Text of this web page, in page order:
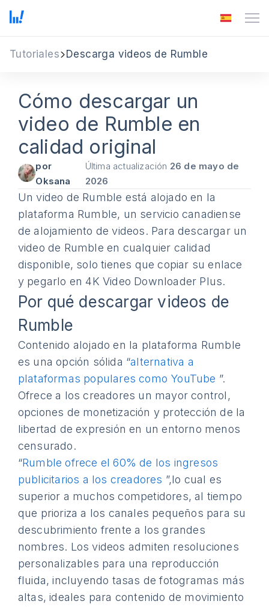
Tutoriales Descarga videos de Rumble
Cómo descargar un
video de Rumble en
calidad original
por
Oksana
Última actualización 26 de mayo de
2026
Un video de Rumble está alojado en la
plataforma Rumble, un servicio canadiense
de alojamiento de videos. Para descargar un
video de Rumble en cualquier calidad
disponible, solo tienes que copiar su enlace
y pegarlo en 4K Video Downloader Plus.
Por qué descargar videos de
Rumble
Contenido alojado en la plataforma Rumble
es una opción sólida “alternativa a
plataformas populares como YouTube ”.
Ofrece a los creadores un mayor control,
opciones de monetización y protección de la
libertad de expresión en un entorno menos
censurado.
“Rumble ofrece el 60% de los ingresos
publicitarios a los creadores ”,lo cual es
superior a muchos competidores, al tiempo
que prioriza a los canales pequeños para su
descubrimiento frente a los grandes
nombres. Los videos admiten resoluciones
personalizables para una reproducción
fluida, incluyendo tasas de fotogramas más
altas, ideales para contenido de movimiento